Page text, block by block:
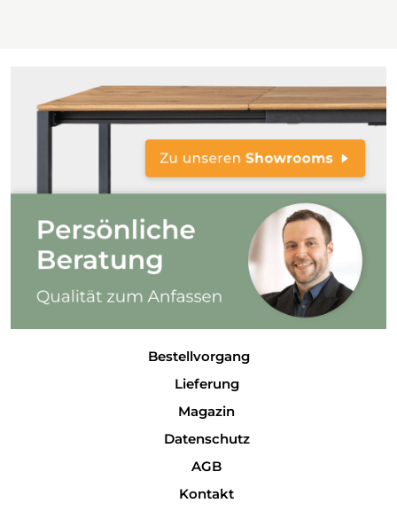
Bestellvorgang
Lieferung
Magazin
Datenschutz
AGB
Kontakt